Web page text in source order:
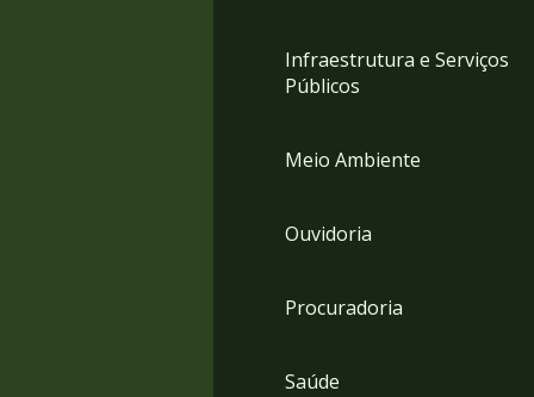
Infraestrutura e Serviços
Públicos
Meio Ambiente
Ouvidoria
Procuradoria
Saúde